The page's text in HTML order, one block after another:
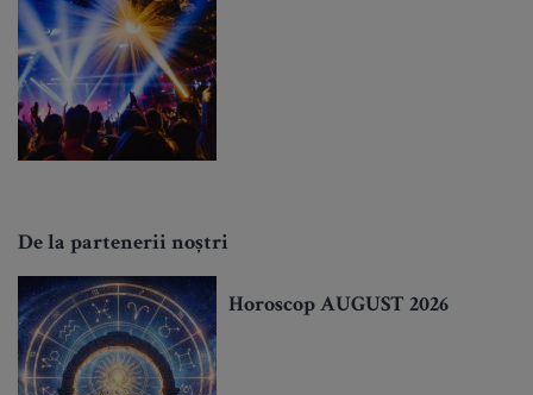
De la partenerii noștri
Horoscop AUGUST 2026